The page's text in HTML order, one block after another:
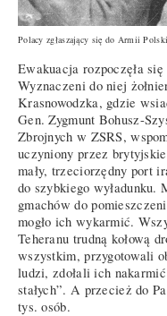
Polacy zgłaszający się do Armii
Ewakuacja rozpoczęła
Wyznaczeni do niej
Krasnowodzka, gdzie
Gen. Zygmunt Bohusz-
Zbrojnych w ZSRS,
uczyniony przez
mały, trzeciorzędny port
do szybkiego wyładunku.
gmachów do
mogło ich wykarmić.
Teheranu trudną kołową
wszystkim, przygotowali
ludzi, zdołali ich
stałych”. A przecież do
tys. osób.